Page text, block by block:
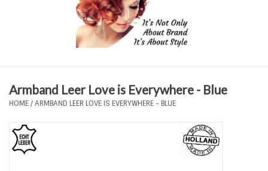
Plus Size Sieraden
Enkelbandjes
Armband Leer Love is Everywhere - Blue
HOME/ARMBAND LEER LOVE IS EVERYWHERE - BLUE